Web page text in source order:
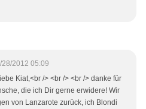
28/2012 05:09
Kiat,<br /> <br /> <br /> danke für
die ich Dir gerne erwidere! Wir
von Lanzarote zurück, ich Blondi